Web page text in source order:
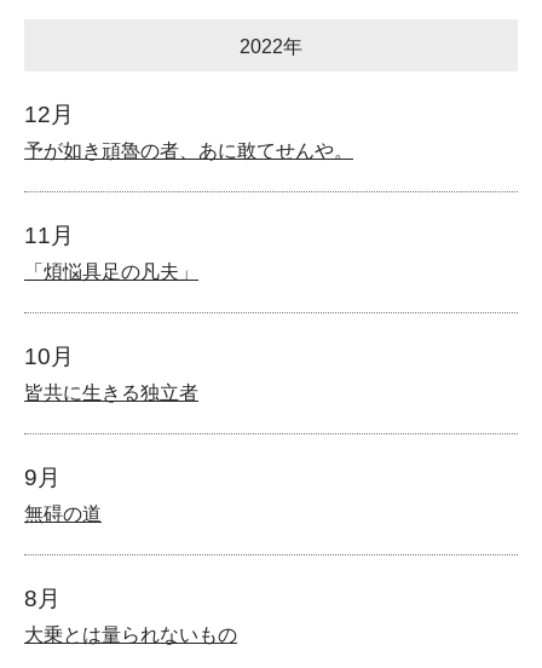
2022年
12月
予が如き頑魯の者、あに敢てせんや。
11月
「煩悩具足の凡夫」
10月
皆共に生きる独立者
9月
無碍の道
8月
大乗とは量られないもの